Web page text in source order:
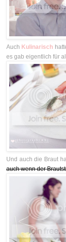
Auch Kulinarisch
es gab eigentlich für
Und auch die Braut
auch wenn der